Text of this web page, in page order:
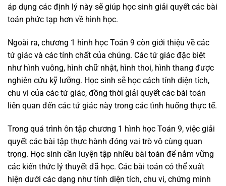
áp dụng các định lý này sẽ giúp học sinh giải quyết các bài
toán phức tạp hơn về hình học.
Ngoài ra, chương 1 hình học Toán 9 còn giới thiệu về các
tứ giác và các tính chất của chúng. Các tứ giác đặc biệt
như hình vuông, hình chữ nhật, hình thoi, hình thang được
nghiên cứu kỹ lưỡng. Học sinh sẽ học cách tính diện tích,
chu vi của các tứ giác, đồng thời giải quyết các bài toán
liên quan đến các tứ giác này trong các tình huống thực tế.
Trong quá trình ôn tập chương 1 hình học Toán 9, việc giải
quyết các bài tập thực hành đóng vai trò vô cùng quan
trọng. Học sinh cần luyện tập nhiều bài toán để nắm vững
các kiến thức lý thuyết đã học. Các bài toán có thể xuất
hiện dưới các dạng như tính diện tích, chu vi, chứng minh